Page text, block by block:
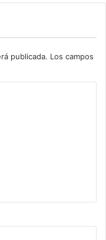
publicada. Los campos